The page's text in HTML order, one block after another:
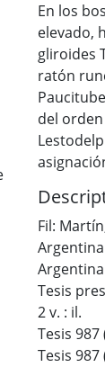
En los
elevado,
gliroides
ratón
del
Fil:
Tesis
2 v. : il.
Tesis
Tesis